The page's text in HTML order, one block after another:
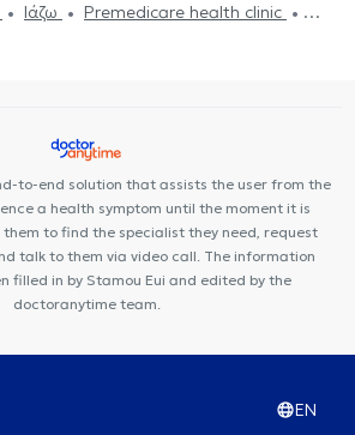
Ιάζω
Premedicare health clinic
to-end solution that assists the user from the
a health symptom until the moment it is
them to find the specialist they need, request
talk to them via video call. The information
filled in by Stamou Eui and edited by the
doctoranytime team.
EN